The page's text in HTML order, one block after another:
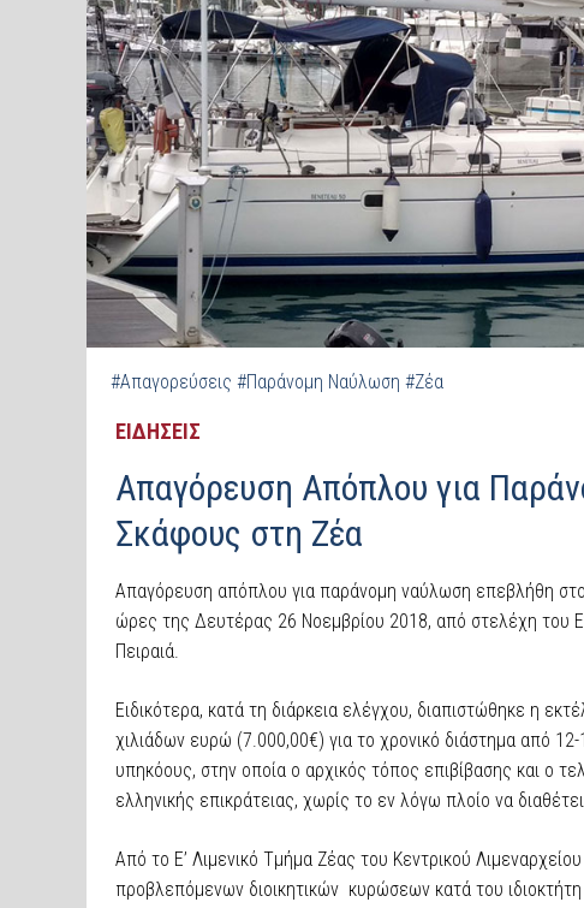
#Απαγορεύσεις #Παράνομη Ναύλωση #Ζέα
ΕΙΔΗΣΕΙΣ
Απαγόρευση Απόπλου για
Σκάφους στη Ζέα
Απαγόρευση απόπλου για παράνομη ναύλωση επεβλήθη
ώρες της Δευτέρας 26 Νοεμβρίου 2018, από στελέχη του
Πειραιά.
Ειδικότερα, κατά τη διάρκεια ελέγχου, διαπιστώθηκε η
χιλιάδων ευρώ (7.000,00€) για το χρονικό διάστημα από
υπηκόους, στην οποία ο αρχικός τόπος επιβίβασης και ο
ελληνικής επικράτειας, χωρίς το εν λόγω πλοίο να
Από το Ε’ Λιμενικό Τμήμα Ζέας του Κεντρικού
προβλεπόμενων διοικητικών κυρώσεων κατά του